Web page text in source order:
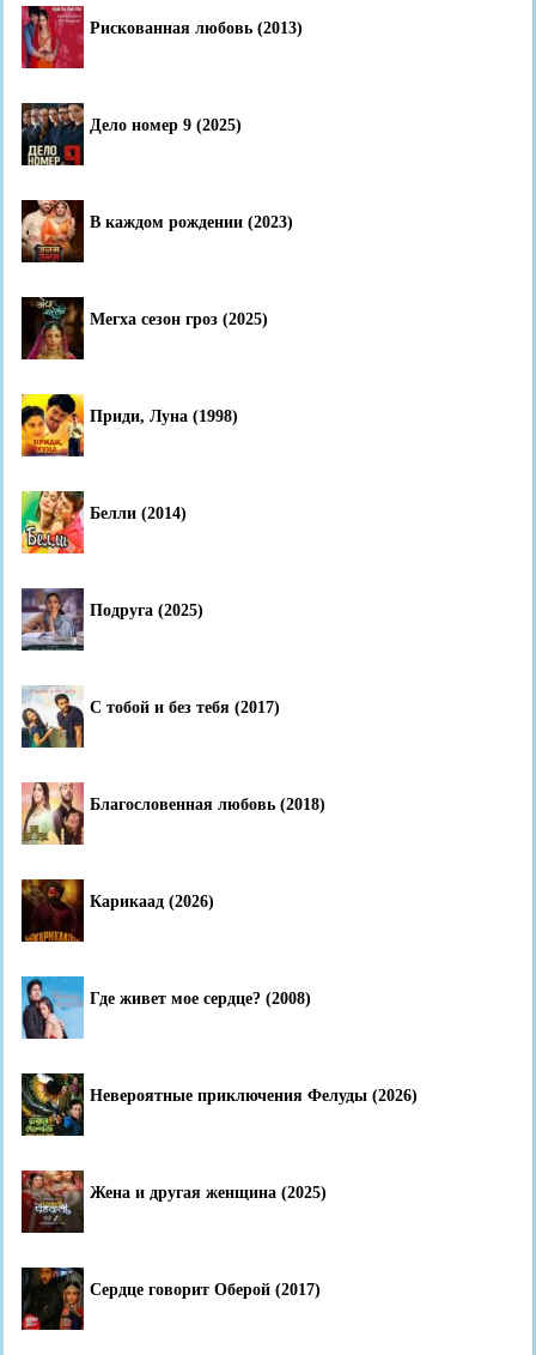
Рискованная любовь (2013)
Дело номер 9 (2025)
В каждом рождении (2023)
Мегха сезон гроз (2025)
Приди, Луна (1998)
Белли (2014)
Подруга (2025)
С тобой и без тебя (2017)
Благословенная любовь (2018)
Карикаад (2026)
Где живет мое сердце? (2008)
Невероятные приключения Фелуды (2026)
Жена и другая женщина (2025)
Сердце говорит Оберой (2017)